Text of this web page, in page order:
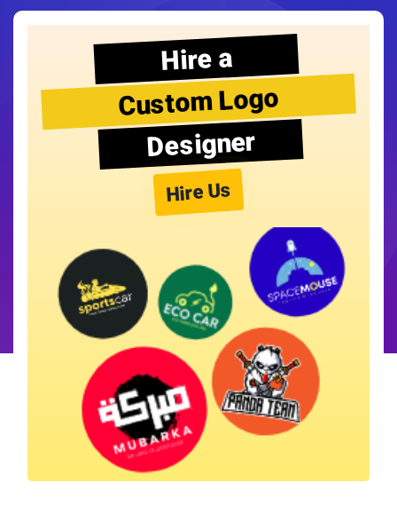
Hire a
Custom Logo
Designer
Hire Us